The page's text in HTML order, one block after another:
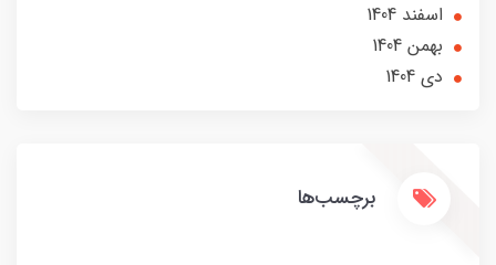
اسفند 1404
بهمن 1404
دی 1404
برچسب‌ها